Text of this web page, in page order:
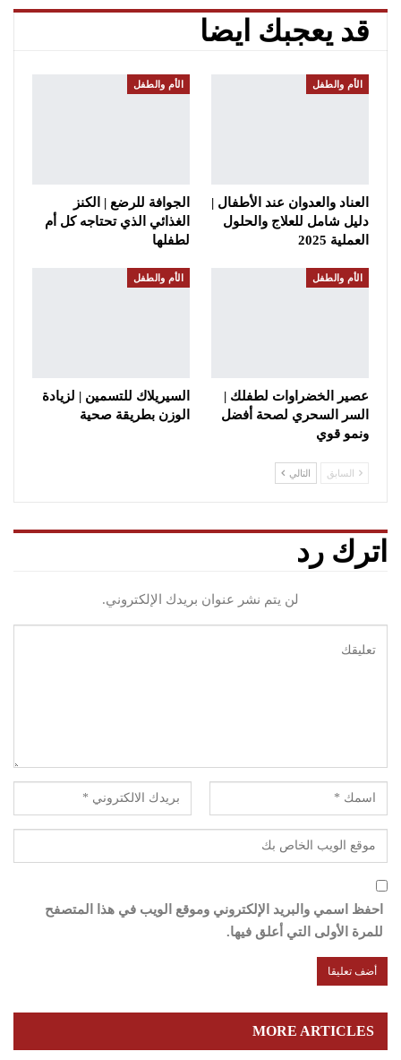
قد يعجبك ايضا
الأم والطفل
العناد والعدوان عند الأطفال |
دليل شامل للعلاج والحلول
العملية 2025
الأم والطفل
الجوافة للرضع | الكنز
الغذائي الذي تحتاجه كل أم
لطفلها
الأم والطفل
عصير الخضراوات لطفلك |
السر السحري لصحة أفضل
ونمو قوي
الأم والطفل
السيريلاك للتسمين | لزيادة
الوزن بطريقة صحية
السابق التالي
اترك رد
لن يتم نشر عنوان بريدك الإلكتروني.
احفظ اسمي والبريد الإلكتروني وموقع الويب في هذا المتصفح
للمرة الأولى التي أعلق فيها.
MORE ARTICLES